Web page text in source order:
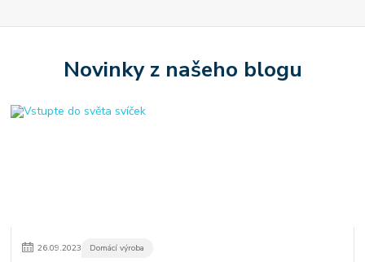
Novinky z našeho blogu
26.09.2023 Domácí výroba